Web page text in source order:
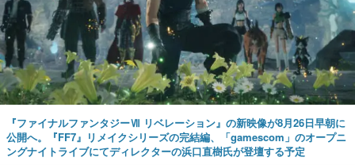
『ファイナルファンタジーⅦ リベレーション』の新映像が8月26日早朝に
公開へ。『FF7』リメイクシリーズの完結編、「gamescom」のオープニ
ングナイトライブにてディレクターの浜口直樹氏が登壇する予定